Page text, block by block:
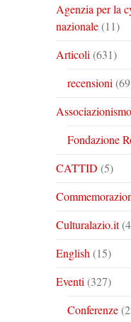
Agenzia per la
nazionale(11)
Articoli (631)
recensioni
Associazionismo
Fondazione
CATTID (5)
Culturalazio.it
English (15)
Eventi (327)
Conferenze